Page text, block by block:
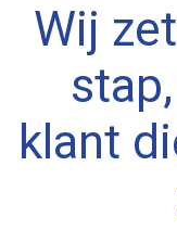
Wij
klant